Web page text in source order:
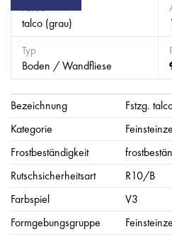
Farbe
talco (grau)
Typ
Boden / Wandfliese
Bezeichnung
Fstzg.
Kategorie
Frostbeständigkeit
Rutschsicherheitsart
R10/B
Farbspiel
V3
Formgebungsgruppe